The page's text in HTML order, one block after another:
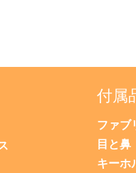
付属
ファブ
目と鼻
キーホ